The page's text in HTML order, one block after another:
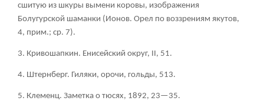
сшитую из шкуры вымени коровы, изображения
Болугурской шаманки (Ионов. Орел по воззрениям якутов,
4, прим.; ср. 7).
3. Кривошапкин. Енисейский округ, II, 51.
4. Штернберг. Гиляки, орочи, гольды, 513.
5. Клеменц. Заметка о тюсях, 1892, 23—35.